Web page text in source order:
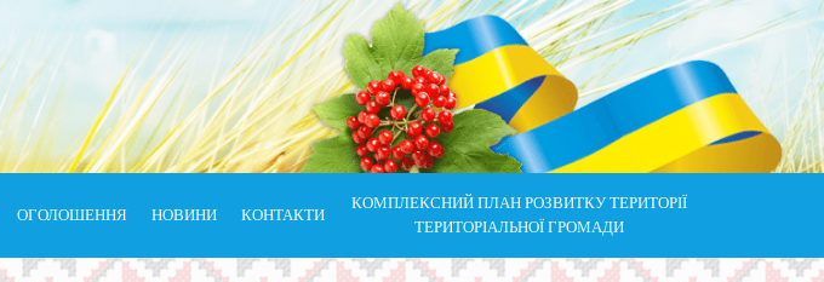
ОГОЛОШЕННЯ НОВИНИ КОНТАКТИ
КОМПЛЕКСНИЙ ПЛАН РОЗВИТКУ ТЕРИТОРІЇ
ТЕРИТОРІАЛЬНОЇ ГРОМАДИ